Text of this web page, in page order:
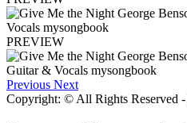
PREVIEW
Previous Next
Copyright: © All Rights Reserved